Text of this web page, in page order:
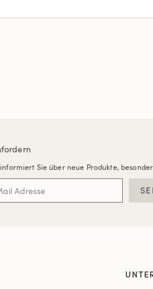
Sie über neue Produkte,